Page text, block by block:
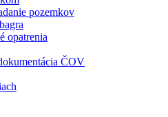
pozemkov
opatrenia
ČOV